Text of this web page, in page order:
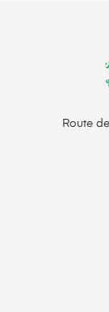
Route